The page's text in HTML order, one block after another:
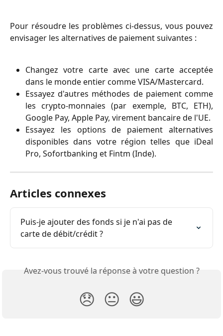
Pour résoudre les problèmes ci-dessus, vous pouvez
envisager les alternatives de paiement suivantes :
Changez votre carte avec une carte acceptée
dans le monde entier comme VISA/Mastercard.
Essayez d'autres méthodes de paiement comme
les crypto-monnaies (par exemple, BTC, ETH),
Google Pay, Apple Pay, virement bancaire de l'UE.
Essayez les options de paiement alternatives
disponibles dans votre région telles que iDeal
Pro, Sofortbanking et Fintm (Inde).
Articles connexes
Puis-je ajouter des fonds si je n'ai pas de
carte de débit/crédit ?
Avez-vous trouvé la réponse à votre question ?
😞 😐 😃